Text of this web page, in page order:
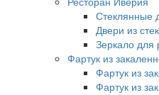
Стеклянные
Двери из
Зеркало для
Фартук из
Фартук из
Фартук из